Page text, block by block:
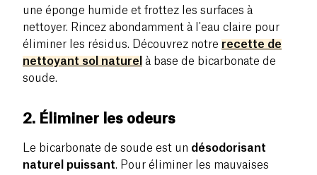
une éponge humide et frottez les surfaces à
nettoyer. Rincez abondamment à l'eau claire pour
éliminer les résidus. Découvrez notre recette de
nettoyant sol naturel à base de bicarbonate de
soude.
2. Éliminer les odeurs
Le bicarbonate de soude est un désodorisant
naturel puissant. Pour éliminer les mauvaises